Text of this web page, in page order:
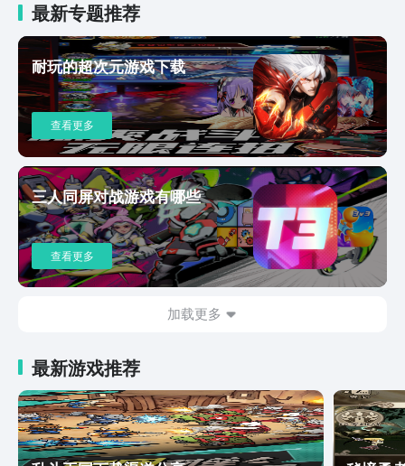
以上的玩家可以随机获得特邀天赋等等，可以帮助各位去
对于不同的策略进行调整。该游戏当中的一些经济与资源
的系统发生了改变，比如能量驱动机制可以取消利息与连
胜奖励，每回合固定获得能量去简化决策的压力，玩家可
以专注于阵容的构筑。并且特定回合开启竞拍，玩家可以
争夺强力英雄和效果牌，去增加即时对抗性。还提供了很
多多样化的对战模式，比如标准的八人模式，实现了经典
自走棋对抗，强调了策略的深度与阵营的运营。还有百人
模式和排位赛与组队的机制，对于王者段位以下组队可以
共享最高名次得分，大大降低了上分的压力。对于各种战
术的灵活性来说，有着无固定的套路，摒弃了传统凑羁绊
的玩法，玩家可以围绕着任意的英雄构建新的阵容。而且
当中对于新手来说是特别的油耗，有着智能辅助引导，全
程提示最佳出牌与站位大大的降低了上手的门槛。只需要
调整出牌与站位，单手即可完成特别适合休闲玩家。所以
这款游戏着不同的核心创新和重构自走棋玩法的逻辑，既
上线，如果各位也想进行游玩的话，可以前往九游去进行
下载预约哦，相信通过以上小编的了解，大家也可以更好
的在这款游戏当中发挥自己的智慧。
最新专题推荐
耐玩的超次元游戏下载
查看更多
三人同屏对战游戏有哪些
查看更多
加载更多
最新游戏推荐